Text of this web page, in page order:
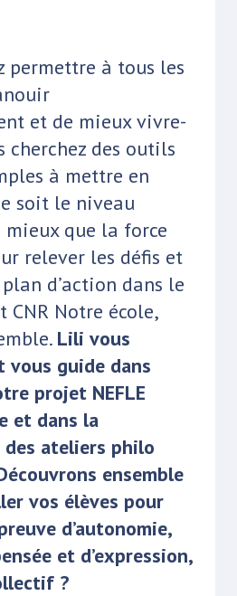
permettre à tous les
et de mieux vivre-
cherchez des outils
à mettre en
soit le niveau
mieux que la force
relever les défis et
d’action dans le
CNR Notre école,
Lili vous
vous guide dans
projet NEFLE
et dans la
ateliers philo
ensemble
vos élèves pour
d’autonomie,
et d’expression,
?